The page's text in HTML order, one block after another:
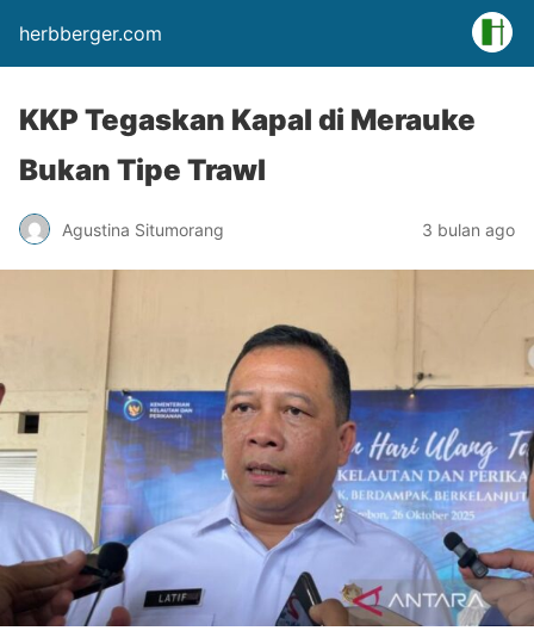
herbberger.com
KKP Tegaskan Kapal di Merauke
Bukan Tipe Trawl
Agustina Situmorang 3 bulan ago